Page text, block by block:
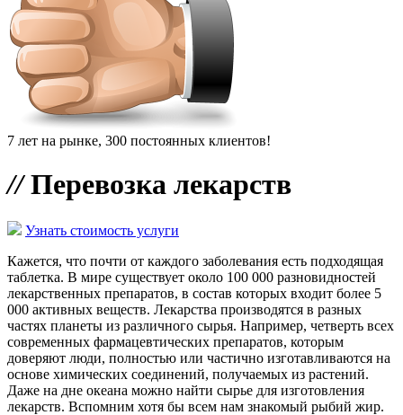
7 лет на рынке, 300 постоянных клиентов!
//Перевозка лекарств
Узнать стоимость услуги
Кажется, что почти от каждого заболевания есть подходящая
таблетка. В мире существует около 100 000 разновидностей
лекарственных препаратов, в состав которых входит более 5
000 активных веществ. Лекарства производятся в разных
частях планеты из различного сырья. Например, четверть всех
современных фармацевтических препаратов, которым
доверяют люди, полностью или частично изготавливаются на
основе химических соединений, получаемых из растений.
Даже на дне океана можно найти сырье для изготовления
лекарств. Вспомним хотя бы всем нам знакомый рыбий жир.